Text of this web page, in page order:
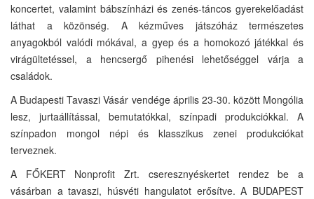
koncertet, valamint bábszínházi és zenés-táncos gyerekelőadást
láthat a közönség. A kézműves játszóház természetes
anyagokból valódi mókával, a gyep és a homokozó játékkal és
virágültetéssel, a hencsergő pihenési lehetőséggel várja a
családok.
A Budapesti Tavaszi Vásár vendége április 23-30. között Mongólia
lesz, jurtaállítással, bemutatókkal, színpadi produkciókkal. A
színpadon mongol népi és klasszikus zenei produkciókat
terveznek.
A FŐKERT Nonprofit Zrt. cseresznyéskertet rendez be a
vásárban a tavaszi, húsvéti hangulatot erősítve. A BUDAPEST